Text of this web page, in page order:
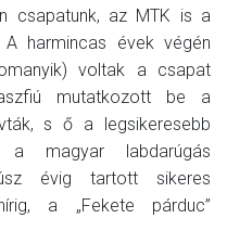
csapatunk, az MTK is a
harmincas évek végén
voltak a csapat
mutatkozott be a
s ő a legsikeresebb
a magyar labdarúgás
évig tartott sikeres
a „Fekete párduc”